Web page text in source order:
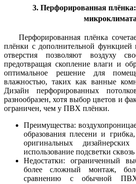
3. Перфорированная
Перфорированная плёнка
плёнки с дополнительной функцией
отверстия позволяют воздуху
предотвращая скопление влаги и
оптимальное решение для
влажностью, таких как ванные
Дизайн перфорированных
разнообразен, хотя выбор цветов и
ограничен, чем у ПВХ плёнки.
Преимущества:
образования плесени и
оригинальных
использование подсветки сквозь
Недостатки: ограниченный
более сложный монтаж,
сравнению с обычной ПВХ-